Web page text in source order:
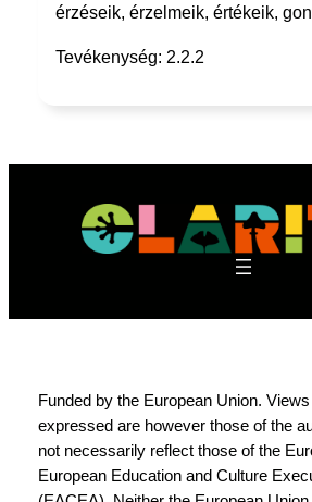
érzéseik, érzelmeik, értékeik,
Tevékenység: 2.2.2
Funded by the European Union.
expressed are however those of the
not necessarily reflect those of the
European Education and Culture